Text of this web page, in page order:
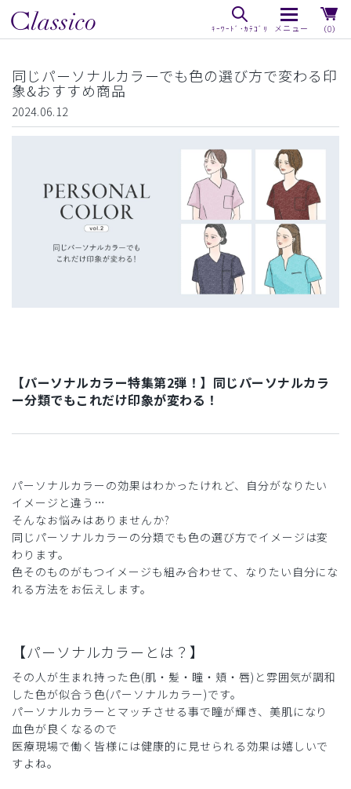
（0）
同じパーソナルカラーでも色の選び方で変わる印
象&おすすめ商品
2024.06.12
【パーソナルカラー特集第2弾！】同じパーソナルカラ
ー分類でもこれだけ印象が変わる！
パーソナルカラーの効果はわかったけれど、自分がなりたい
イメージと違う…
そんなお悩みはありませんか?
同じパーソナルカラーの分類でも色の選び方でイメージは変
わります。
色そのものがもつイメージも組み合わせて、なりたい自分にな
れる方法をお伝えします。
【パーソナルカラーとは？】
その人が生まれ持った色(肌・髪・瞳・頬・唇)と雰囲気が調和
した色が似合う色(パーソナルカラー)です。
パーソナルカラーとマッチさせる事で瞳が輝き、美肌になり
血色が良くなるので
医療現場で働く皆様には健康的に見せられる効果は嬉しいで
すよね。